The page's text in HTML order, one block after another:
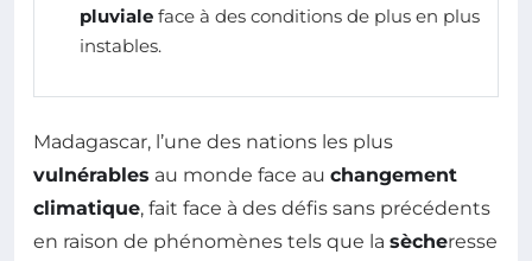
pluviale face à des conditions de plus en plus
instables.
Madagascar, l’une des nations les plus
vulnérables au monde face au changement
climatique, fait face à des défis sans précédents
en raison de phénomènes tels que la sècheresse